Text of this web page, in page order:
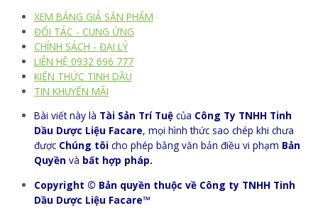
XEM BẢNG GIÁ SẢN PHẨM
ĐỐI TÁC - CUNG ỨNG
CHÍNH SÁCH - ĐẠI LÝ
LIÊN HỆ 0932 696 777
KIẾN THỨC TINH DẦU
TIN KHUYẾN MÃI
Bài viết này là Tài Sản Trí Tuệ của Công Ty TNHH Tinh
Dầu Dược Liệu Facare, mọi hình thức sao chép khi chưa
được Chúng tôi cho phép bằng văn bản điều vi phạm Bản
Quyền và bất hợp pháp.
Copyright © Bản quyền thuộc về Công ty TNHH Tinh
Dầu Dược Liệu Facare™